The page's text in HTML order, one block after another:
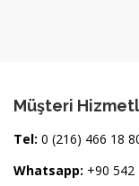
Müşteri
Tel: 0 (216) 466 18
Whatsapp: +90 542